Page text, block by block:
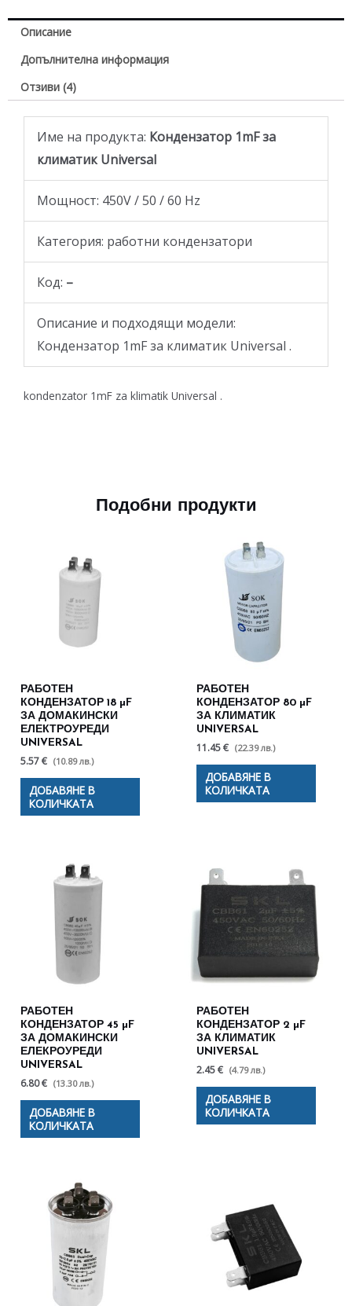
Описание
Допълнителна информация
Отзиви (4)
Име на продукта: Кондензатор 1mF за
климатик Universal
Moщност: 450V / 50 / 60 Hz
Категория: работни кондензатори
Код: –
Описание и подходящи модели:
Кондензатор 1mF за климатик Universal .
kondenzator 1mF za klimatik Universal .
Подобни продукти
РАБОТЕН
КОНДЕНЗАТОР 18 µF
ЗА ДОМАКИНСКИ
ЕЛЕКТРОУРЕДИ
UNIVERSAL
5.57 € (10.89 лв.)
ДОБАВЯНЕ В
КОЛИЧКАТА
РАБОТЕН
КОНДЕНЗАТОР 80 µF
ЗА КЛИМАТИК
UNIVERSAL
11.45 € (22.39 лв.)
ДОБАВЯНЕ В
КОЛИЧКАТА
РАБОТЕН
КОНДЕНЗАТОР 45 µF
ЗА ДОМАКИНСКИ
ЕЛЕКРОУРЕДИ
UNIVERSAL
6.80 € (13.30 лв.)
ДОБАВЯНЕ В
КОЛИЧКАТА
РАБОТЕН
КОНДЕНЗАТОР 2 µF
ЗА КЛИМАТИК
UNIVERSAL
2.45 € (4.79 лв.)
ДОБАВЯНЕ В
КОЛИЧКАТА